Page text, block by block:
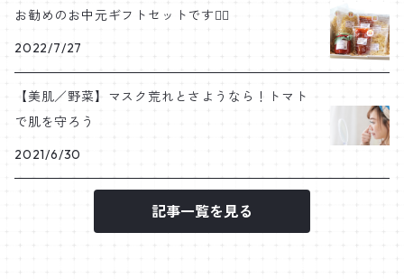
お勧めのお中元ギフトセットです💁‍♀️
2022/7/27
【美肌／野菜】マスク荒れとさようなら！トマト
で肌を守ろう
2021/6/30
記事一覧を見る